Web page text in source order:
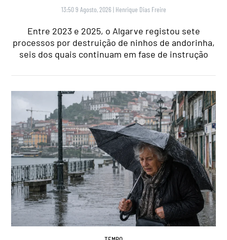
13:50 9 Agosto, 2026 | Henrique Dias Freire
Entre 2023 e 2025, o Algarve registou sete
processos por destruição de ninhos de andorinha,
seis dos quais continuam em fase de instrução